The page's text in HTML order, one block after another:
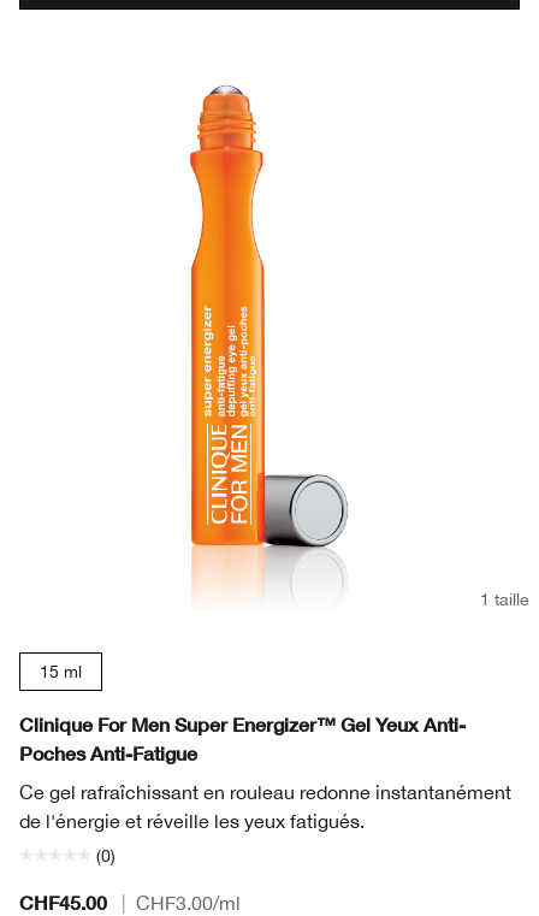
1 taille
15 ml
Clinique For Men Super Energizer™ Gel Yeux Anti-
Poches Anti-Fatigue
Ce gel rafraîchissant en rouleau redonne instantanément
de l'énergie et réveille les yeux fatigués.
(0)
CHF45.00 CHF3.00/ml